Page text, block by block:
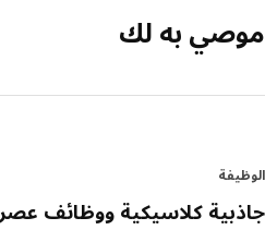
به لك
كلاسيكية ووظائف عصرية